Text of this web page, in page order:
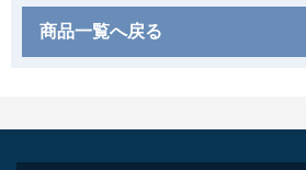
商品一覧へ戻る